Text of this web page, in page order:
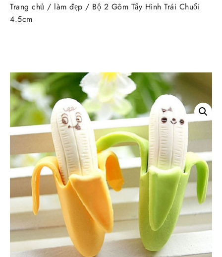
Trang chủ / làm đẹp / Bộ 2 Gôm Tẩy Hình Trái Chuối
4.5cm